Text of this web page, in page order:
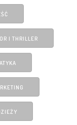
I THRILLER